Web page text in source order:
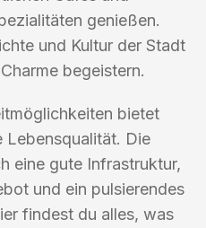
genießen.
und Kultur der Stadt
begeistern.
bietet
Lebensqualität. Die
eine gute Infrastruktur,
und ein pulsierendes
findest du alles, was